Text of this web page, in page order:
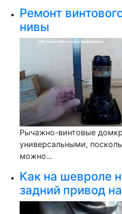
Ремонт
нивы
Рычажно-винтовые
универсальными,
можно...
Как на шевроле
задний привод на